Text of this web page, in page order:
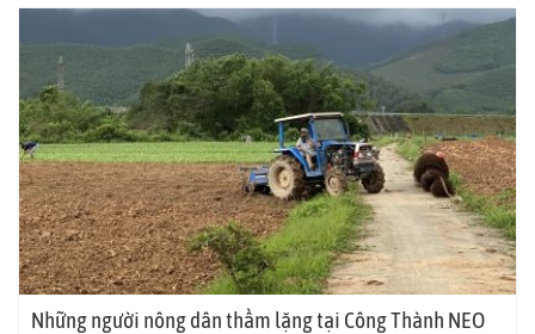
Những người nông dân thầm lặng tại Công Thành NEO